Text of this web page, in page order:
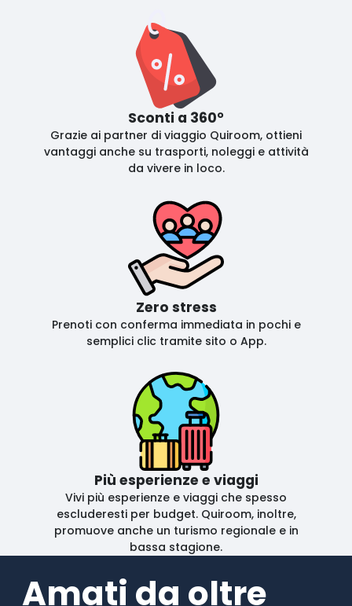
Sconti a 360°
Grazie ai partner di viaggio Quiroom, ottieni
vantaggi anche su trasporti, noleggi e attività
da vivere in loco.
Zero stress
Prenoti con conferma immediata in pochi e
semplici clic tramite sito o App.
Più esperienze e viaggi
Vivi più esperienze e viaggi che spesso
escluderesti per budget. Quiroom, inoltre,
promuove anche un turismo regionale e in
bassa stagione.
Amati da oltre